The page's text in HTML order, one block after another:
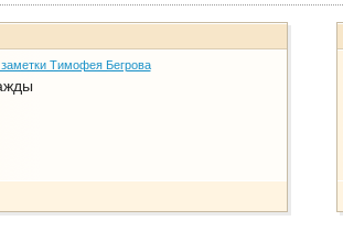
заметки Тимофея Бегрова